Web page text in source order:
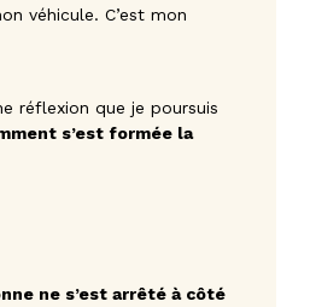
véhicule. C’est mon
réflexion que je poursuis
s’est formée la
ne s’est arrêté à côté